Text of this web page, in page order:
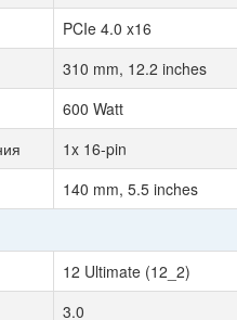
PCIe 4.0 x16
310 mm, 12.2 inches
600 Watt
1x 16-pin
140 mm, 5.5 inches
12 Ultimate (12_2)
3.0